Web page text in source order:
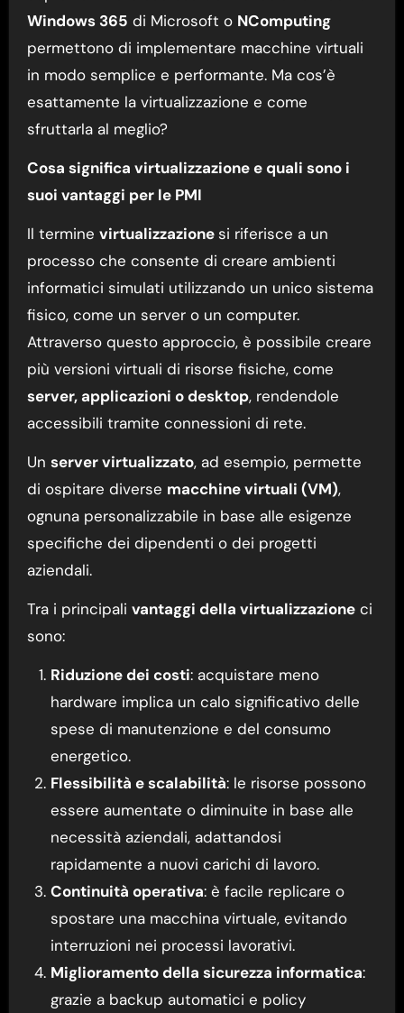
Windows 365 di Microsoft o NComputing
permettono di implementare macchine virtuali
in modo semplice e performante. Ma cos’è
esattamente la virtualizzazione e come
sfruttarla al meglio?
Cosa significa virtualizzazione e quali sono i
suoi vantaggi per le PMI
Il termine virtualizzazionesi riferisce a un
processo che consente di creare ambienti
informatici simulati utilizzando un unico sistema
fisico, come un server o un computer.
Attraverso questo approccio, è possibile creare
più versioni virtuali di risorse fisiche, come
server, applicazioni o desktop, rendendole
accessibili tramite connessioni di rete.
Un server virtualizzato, ad esempio, permette
di ospitare diverse macchine virtuali (VM),
ognuna personalizzabile in base alle esigenze
specifiche dei dipendenti o dei progetti
aziendali.
Tra i principali vantaggi della virtualizzazioneci
sono:
Riduzione dei costi: acquistare meno
hardware implica un calo significativo delle
spese di manutenzione e del consumo
energetico.
Flessibilità e scalabilità: le risorse possono
essere aumentate o diminuite in base alle
necessità aziendali, adattandosi
rapidamente a nuovi carichi di lavoro.
Continuità operativa: è facile replicare o
spostare una macchina virtuale, evitando
interruzioni nei processi lavorativi.
Miglioramento della sicurezza informatica:
grazie a backup automatici e policy